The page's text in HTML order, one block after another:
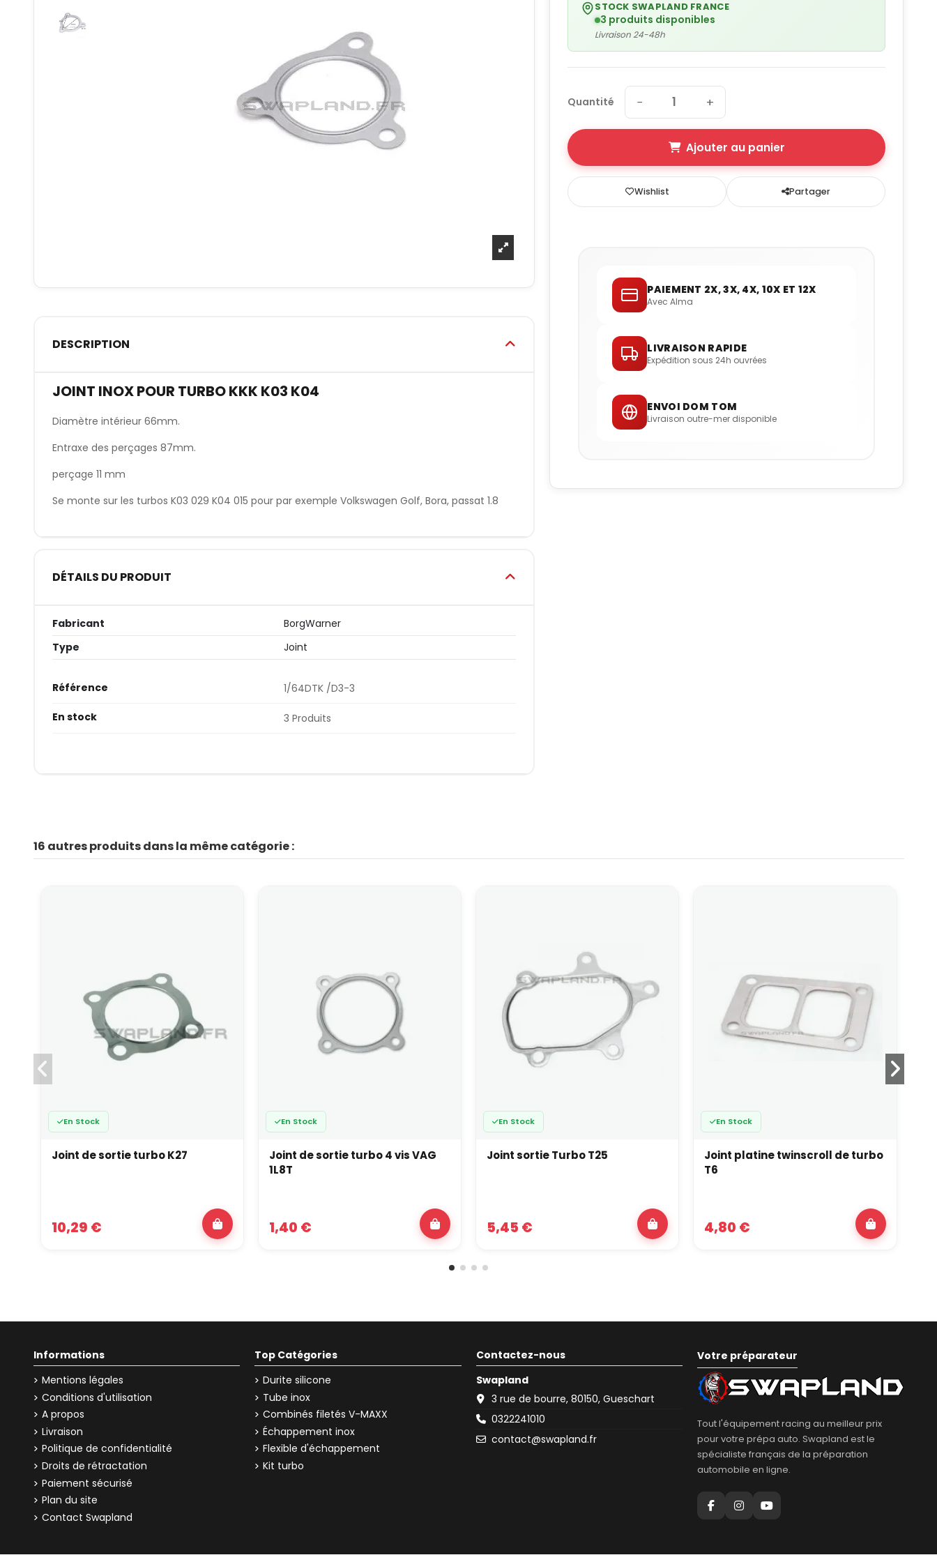
DESCRIPTION
JOINT INOX POUR TURBO KKK K03 K04
Diamètre intérieur 66mm.
Entraxe des perçages 87mm.
perçage 11 mm
Se monte sur les turbos K03 029 K04 015 pour par exemple Volkswagen Golf, Bora, passat 1.8
DÉTAILS DU PRODUIT
Fabricant
BorgWarner
Type
Joint
Référence 1/64DTK /D3-3
En stock 3 Produits
STOCK SWAPLAND FRANCE
3 produits disponibles
Livraison 24-48h
Quantité − +
Ajouter au panier
Wishlist Partager
PAIEMENT 2X, 3X, 4X, 10X ET 12X
Avec Alma
LIVRAISON RAPIDE
Expédition sous 24h ouvrées
ENVOI DOM TOM
Livraison outre-mer disponible
16 autres produits dans la même catégorie :
En Stock
Joint de sortie turbo K27
10,29 €
En Stock
Joint de sortie turbo 4 vis VAG
1L8T
1,40 €
En Stock
Joint sortie Turbo T25
5,45 €
En Stock
Joint platine twinscroll de turbo
T6
4,80 €
Informations
Mentions légales
Conditions d'utilisation
A propos
Livraison
Politique de confidentialité
Droits de rétractation
Paiement sécurisé
Plan du site
Contact Swapland
Top Catégories
Durite silicone
Tube inox
Combinés filetés V-MAXX
Échappement inox
Flexible d'échappement
Kit turbo
Contactez-nous
Swapland
3 rue de bourre, 80150, Gueschart
0322241010
contact@swapland.fr
Votre préparateur
Tout l'équipement racing au meilleur prix
pour votre prépa auto. Swapland est le
spécialiste français de la préparation
automobile en ligne.